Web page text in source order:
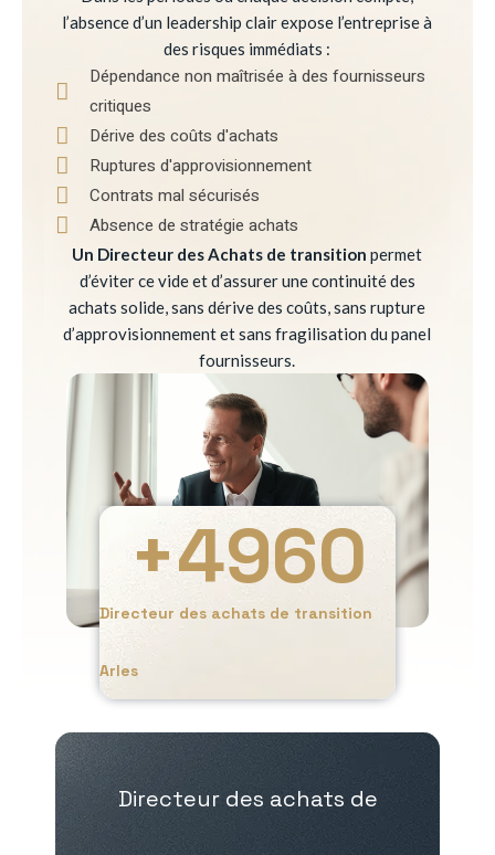
l’absence d’un leadership clair expose l’entreprise à
des risques immédiats :
Dépendance non maîtrisée à des fournisseurs
critiques
Dérive des coûts d'achats
Ruptures d'approvisionnement
Contrats mal sécurisés
Absence de stratégie achats
Un Directeur des Achats de transition permet
d’éviter ce vide et d’assurer une continuité des
achats solide, sans dérive des coûts, sans rupture
d’approvisionnement et sans fragilisation du panel
fournisseurs.
Directeur des achats de transition
Arles
+4960
Directeur des achats de